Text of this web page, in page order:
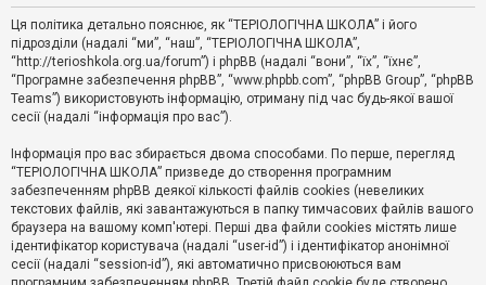
с
т
р
а
ц
і
я
Т
е
м
и
б
е
з
Ця політика детально пояснює, як “ТЕРІОЛОГІЧНА ШКОЛА” і його
підрозділи (надалі “ми”, “наш”, “ТЕРІОЛОГІЧНА ШКОЛА”,
“http://terioshkola.org.ua/forum”) і phpBB (надалі “вони”, “їх”, “їхнє”,
“Програмне забезпечення phpBB”, “www.phpbb.com”, “phpBB Group”, “phpBB
Teams”) використовують інформацію, отриману під час будь-якої вашої
сесії (надалі “інформація про вас”).
Інформація про вас збирається двома способами. По перше, перегляд
“ТЕРІОЛОГІЧНА ШКОЛА” призведе до створення програмним
забезпеченням phpBB деякої кількості файлів cookies (невеликих
текстових файлів, які завантажуються в папку тимчасових файлів вашого
браузера на вашому комп'ютері. Перші два файли cookies містять лише
ідентифікатор користувача (надалі “user-id”) і ідентифікатор анонімної
сесії (надалі “session-id”), які автоматично присвоюються вам